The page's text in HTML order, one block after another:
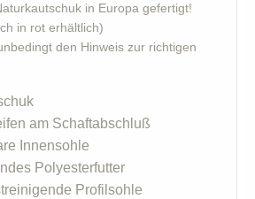
in Europa gefertigt!
in rot erhältlich)
den Hinweis zur richtigen
am Schaftabschluß
Innensohle
Polyesterfutter
Profilsohle